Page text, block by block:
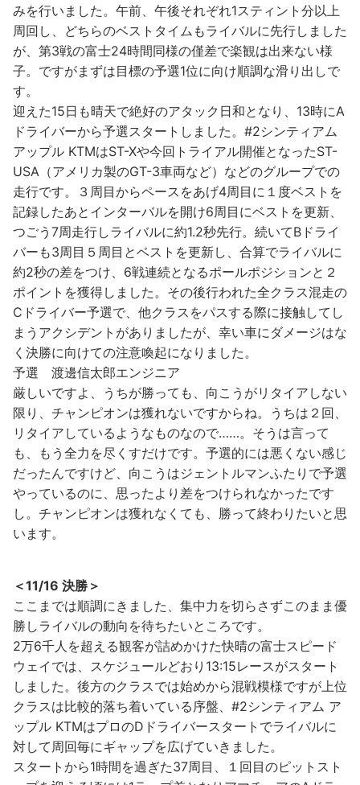
みを行いました。午前、午後それぞれ1スティント分以上
周回し、どちらのベストタイムもライバルに先行しました
が、第3戦の富士24時間同様の僅差で楽観は出来ない様
子。ですがまずは目標の予選1位に向け順調な滑り出しで
す。
迎えた15日も晴天で絶好のアタック日和となり、13時にA
ドライバーから予選スタートしました。#2シンティアム
アップル KTMはST-Xや今回トライアル開催となったST-
USA（アメリカ製のGT-3車両など）などのグループでの
走行です。３周目からペースをあげ4周目に１度ベストを
記録したあとインターバルを開け6周目にベストを更新、
つごう7周走行しライバルに約1.2秒先行。続いてBドライ
バーも3周目５周目とベストを更新し、合算でライバルに
約2秒の差をつけ、6戦連続となるポールポジションと２
ポイントを獲得しました。その後行われた全クラス混走の
Cドライバー予選で、他クラスをパスする際に接触してし
まうアクシデントがありましたが、幸い車にダメージはな
く決勝に向けての注意喚起になりました。
予選 渡邊信太郎エンジニア
厳しいですよ、うちが勝っても、向こうがリタイアしない
限り、チャンピオンは獲れないですからね。うちは２回、
リタイアしているようなものなので……。そうは言って
も、もう全力を尽くすだけです。予選的には悪くない感じ
だったんですけど、向こうはジェントルマンふたりで予選
やっているのに、思ったより差をつけられなかったです
し。チャンピオンは獲れなくても、勝って終わりたいと思
います。
＜11/16 決勝＞
ここまでは順調にきました、集中力を切らさずこのまま優
勝しライバルの動向を待ちたいところです。
2万6千人を超える観客が詰めかけた快晴の富士スピード
ウェイでは、スケジュールどおり13:15レースがスタート
しました。後方のクラスでは始めから混戦模様ですが上位
クラスは比較的落ち着いている序盤、#2シンティアム ア
ップル KTMはプロのDドライバースタートでライバルに
対して周回毎にギャップを広げていきました。
スタートから1時間を過ぎた37周目、１回目のピットスト